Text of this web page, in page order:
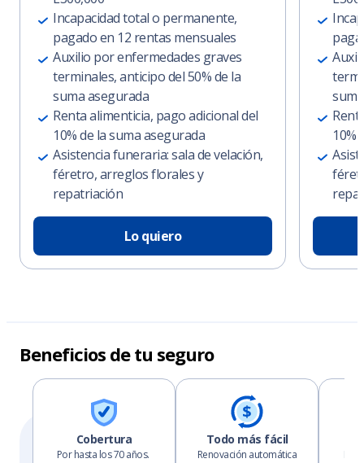
Incapacidad total o permanente,
pagado en 12 rentas mensuales
Auxilio por enfermedades graves
terminales, anticipo del 50% de la
suma asegurada
Renta alimenticia, pago adicional del
10% de la suma asegurada
Asistencia funeraria: sala de velación,
féretro, arreglos florales y
repatriación
Lo quiero
10%
Beneficios de tu seguro
Cobertura
Por hasta los 70 años.
Todo más fácil
Renovación automática